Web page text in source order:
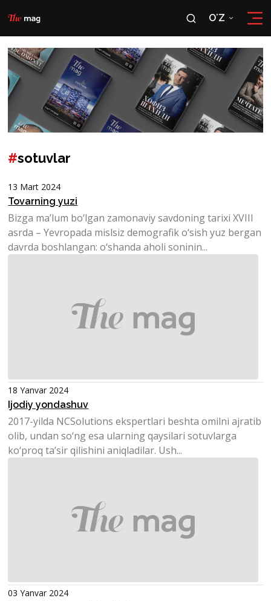
OʻZ
RU
OʻZ
#sotuvlar
13 Mart 2024
Tovarning yuzi
Bizga ma’lum bo‘lgan zamonaviy savdoning tarixi XVIII
asrda – Yevropada mislsiz demografik o‘sish yuz bergan
davrda boshlangan: o‘shanda aholi soninin...
18 Yanvar 2024
Ijodiy yondashuv
2017-yilda NCSolutions ekspertlari beshta omilni ajratib
olib, undan so‘ng esa ularning qaysilari sotuvlarga
ko‘proq ta’sir qilishini aniqladilar. Ush...
03 Yanvar 2024